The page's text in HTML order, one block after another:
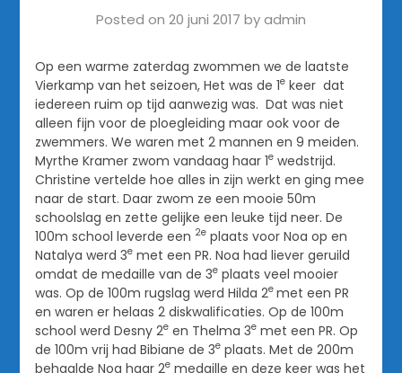
Posted on 20 juni 2017 byadmin
Op een warme zaterdag zwommen we de laatste
Vierkamp van het seizoen, Het was de 1ekeer dat
iedereen ruim op tijd aanwezig was. Dat was niet
alleen fijn voor de ploegleiding maar ook voor de
zwemmers. We waren met 2 mannen en 9 meiden.
Myrthe Kramer zwom vandaag haar 1ewedstrijd.
Christine vertelde hoe alles in zijn werkt en ging mee
naar de start. Daar zwom ze een mooie 50m
schoolslag en zette gelijke een leuke tijd neer. De
100m school leverde een 2eplaats voor Noa op en
Natalya werd 3emet een PR. Noa had liever geruild
omdat de medaille van de 3eplaats veel mooier
was. Op de 100m rugslag werd Hilda 2e met een PR
en waren er helaas 2 diskwalificaties. Op de 100m
school werd Desny 2een Thelma 3emet een PR. Op
de 100m vrij had Bibiane de 3eplaats. Met de 200m
behaalde Noa haar 2emedaille en deze keer was het